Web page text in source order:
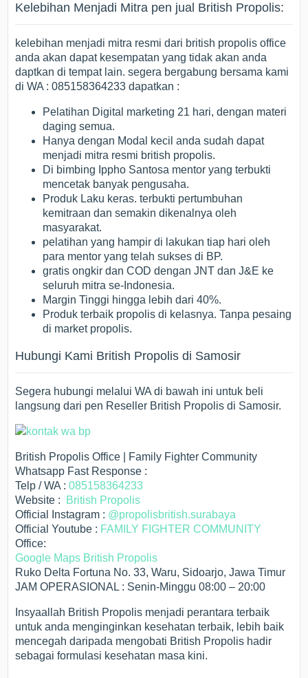
Kelebihan Menjadi Mitra pen jual British Propolis:
kelebihan menjadi mitra resmi dari british propolis office
anda akan dapat kesempatan yang tidak akan anda
daptkan di tempat lain. segera bergabung bersama kami
di WA : 085158364233 dapatkan :
Pelatihan Digital marketing 21 hari, dengan materi
daging semua.
Hanya dengan Modal kecil anda sudah dapat
menjadi mitra resmi british propolis.
Di bimbing Ippho Santosa mentor yang terbukti
mencetak banyak pengusaha.
Produk Laku keras. terbukti pertumbuhan
kemitraan dan semakin dikenalnya oleh
masyarakat.
pelatihan yang hampir di lakukan tiap hari oleh
para mentor yang telah sukses di BP.
gratis ongkir dan COD dengan JNT dan J&E ke
seluruh mitra se-Indonesia.
Margin Tinggi hingga lebih dari 40%.
Produk terbaik propolis di kelasnya. Tanpa pesaing
di market propolis.
Hubungi Kami British Propolis di Samosir
Segera hubungi melalui WA di bawah ini untuk beli
langsung dari pen Reseller British Propolis di Samosir.
British Propolis Office | Family Fighter Community
Whatsapp Fast Response :
Telp / WA :085158364233
Website :
British Propolis
Official Instagram : @propolisbritish.surabaya
Official Youtube : FAMILY FIGHTER COMMUNITY
Office:
Google Maps British Propolis
Ruko Delta Fortuna No. 33, Waru, Sidoarjo, Jawa Timur
JAM OPERASIONAL : Senin-Minggu 08:00 – 20:00
Insyaallah British Propolis menjadi perantara terbaik
untuk anda menginginkan kesehatan terbaik, lebih baik
mencegah daripada mengobati British Propolis hadir
sebagai formulasi kesehatan masa kini.